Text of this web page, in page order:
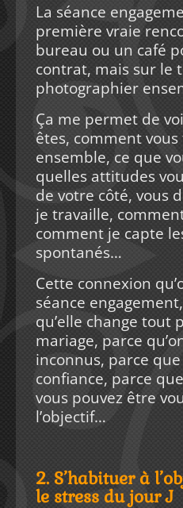
La séance
première vraie
bureau ou un café
contrat, mais sur le
photographier
Ça me permet de
êtes, comment
ensemble, ce que
quelles attitudes
de votre côté, vous
je travaille,
comment je capte
spontanés…
Cette connexion
séance
qu’elle change tout
mariage, parce
inconnus, parce
confiance, parce
vous pouvez être
l’objectif…
2. S’habituer à
le stress du jour J